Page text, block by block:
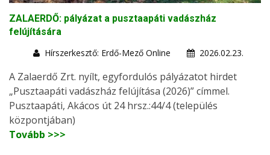
ZALAERDŐ: pályázat a pusztaapáti vadászház
felújítására
Hírszerkesztő: Erdő-Mező Online
2026.02.23.
A Zalaerdő Zrt. nyílt, egyfordulós pályázatot hirdet
„Pusztaapáti vadászház felújítása (2026)” címmel.
Pusztaapáti, Akácos út 24 hrsz.:44/4 (település
központjában)
Tovább >>>